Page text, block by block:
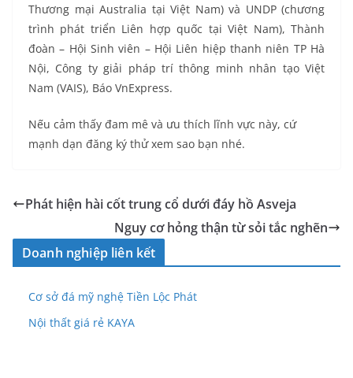
Thương mại Australia tại Việt Nam) và UNDP (chương
trình phát triển Liên hợp quốc tại Việt Nam), Thành
đoàn – Hội Sinh viên – Hội Liên hiệp thanh niên TP Hà
Nội, Công ty giải pháp trí thông minh nhân tạo Việt
Nam (VAIS), Báo VnExpress.
Nếu cảm thấy đam mê và ưu thích lĩnh vực này, cứ
mạnh dạn đăng ký thử xem sao bạn nhé.
Phát hiện hài cốt trung cổ dưới đáy hồ Asveja
Nguy cơ hỏng thận từ sỏi tắc nghẽn
Doanh nghiệp liên kết
Cơ sở đá mỹ nghệ Tiền Lộc Phát
Nội thất giá rẻ KAYA